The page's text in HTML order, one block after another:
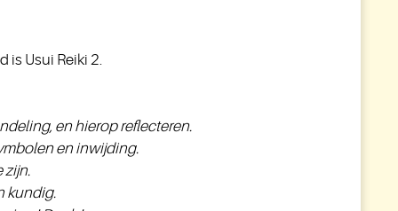
is Usui Reiki 2.
en hierop reflecteren.
en inwijding.
zijn.
kundig.